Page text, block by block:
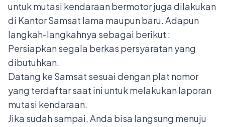
untuk mutasi kendaraan bermotor juga dilakukan
di Kantor Samsat lama maupun baru. Adapun
langkah-langkahnya sebagai berikut :
Persiapkan segala berkas persyaratan yang
dibutuhkan.
Datang ke Samsat sesuai dengan plat nomor
yang terdaftar saat ini untuk melakukan laporan
mutasi kendaraan.
Jika sudah sampai, Anda bisa langsung menuju